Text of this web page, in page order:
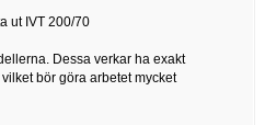
ut IVT 200/70
Dessa verkar ha exakt
bör göra arbetet mycket